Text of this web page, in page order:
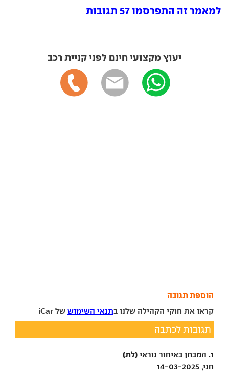
למאמר זה התפרסמו 57 תגובות
יעוץ מקצועי חינם לפני קניית רכב
הוספת תגובה
קראו את חוקי הקהילה שלנו בתנאי השימוש של iCar
תגובות לכתבה
1. המבחן באיחור נוראי (לת)
חני, 14-03-2025